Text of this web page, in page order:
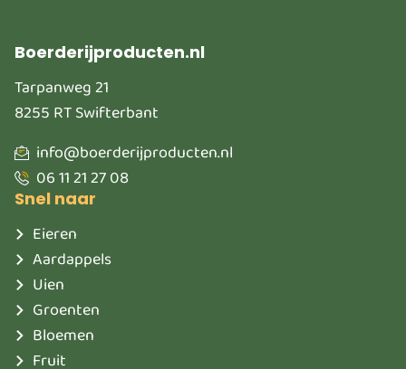
Boerderijproducten.nl
Tarpanweg 21
8255 RT Swifterbant
info@boerderijproducten.nl
06 11 21 27 08
Snel naar
Eieren
Aardappels
Uien
Groenten
Bloemen
Fruit